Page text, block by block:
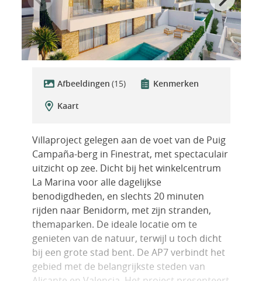
Afbeeldingen (15)
Kenmerken
Kaart
Villaproject gelegen aan de voet van de Puig
Campaña-berg in Finestrat, met spectaculair
uitzicht op zee. Dicht bij het winkelcentrum
La Marina voor alle dagelijkse
benodigdheden, en slechts 20 minuten
rijden naar Benidorm, met zijn stranden,
themaparken. De ideale locatie om te
genieten van de natuur, terwijl u toch dicht
bij een grote stad bent. De AP7 verbindt het
gebied met de belangrijkste steden van